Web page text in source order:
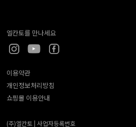
엘칸토를 만나세요
이용약관
개인정보처리방침
쇼핑몰 이용안내
(주)엘칸토 | 사업자등록번호